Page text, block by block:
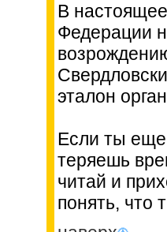
В
Федерации
эталон
Если ты еще
теряешь
читай и
понять, что